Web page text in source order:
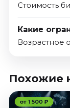
Стоимость
Какие
Возрастное
Похожие
от 1 500 ₽